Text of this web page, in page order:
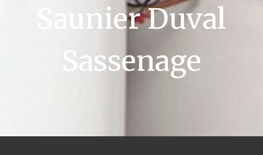
Saunier Duval
Sassenage